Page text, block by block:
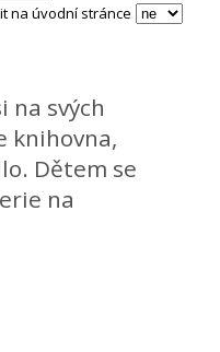
na úvodní stránce
na svých
knihovna,
Dětem se
na